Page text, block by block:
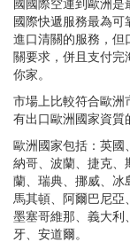
國際快遞服務最為
進口清關的服務，
關要求，併且支付完
你家。
市場上比較符合歐
有出口歐洲國家資質
歐洲國家包括：英
納哥、波蘭、捷克
蘭、瑞典、挪威、冰
馬其頓、阿爾巴尼亞
墨塞哥維那、義大
牙、安道爾。